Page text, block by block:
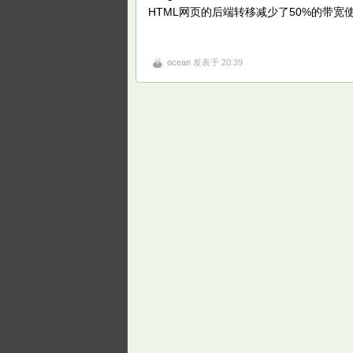
HTML网页的后端转移减少了50%的带宽
ocean 发表于 20:39